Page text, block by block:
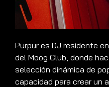
Purpur es DJ residente
del Moog Club, donde
selección dinámica de
capacidad para crear un